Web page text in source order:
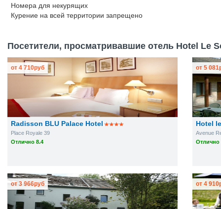
Номера для некурящих
Курение на всей территории запрещено
Посетители, просматривавшие отель Hotel Le
Radisson BLU Palace Hotel
Place Royale 39
Отлично 8.4
от 4 710руб
Hotel
Avenue
Отлично
от 5 081
от 3 966руб от 4 910